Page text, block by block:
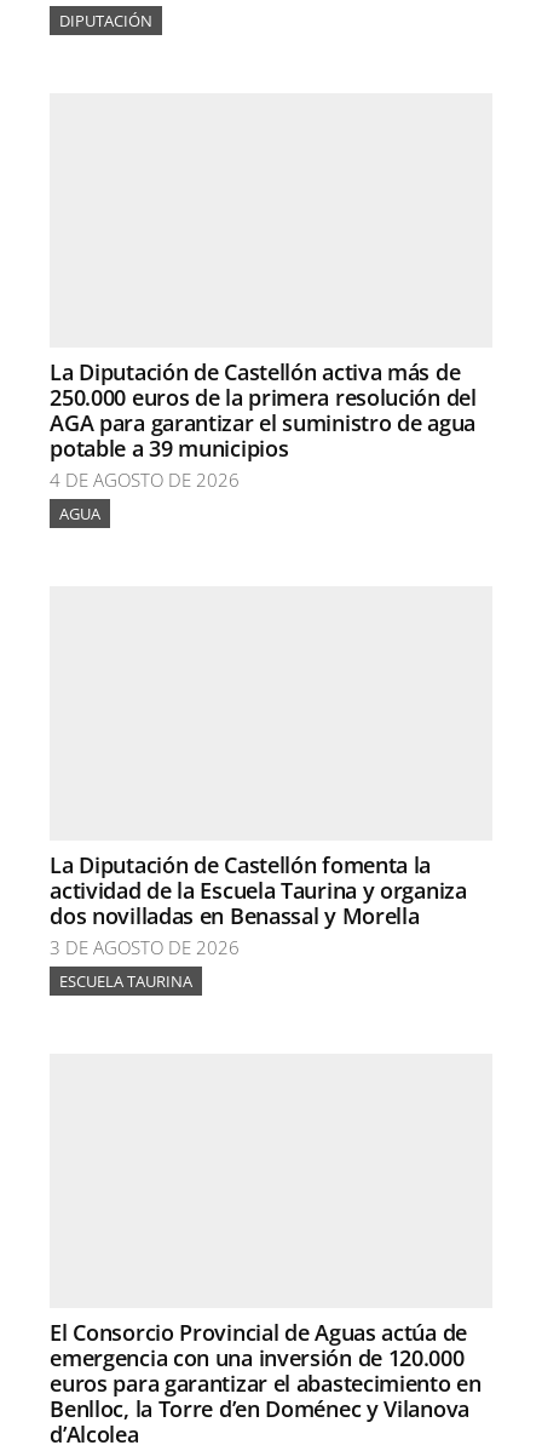
DIPUTACIÓN
La Diputación de Castellón activa más de
250.000 euros de la primera resolución del
AGA para garantizar el suministro de agua
potable a 39 municipios
4 DE AGOSTO DE 2026
AGUA
La Diputación de Castellón fomenta la
actividad de la Escuela Taurina y organiza
dos novilladas en Benassal y Morella
3 DE AGOSTO DE 2026
ESCUELA TAURINA
El Consorcio Provincial de Aguas actúa de
emergencia con una inversión de 120.000
euros para garantizar el abastecimiento en
Benlloc, la Torre d’en Doménec y Vilanova
d’Alcolea